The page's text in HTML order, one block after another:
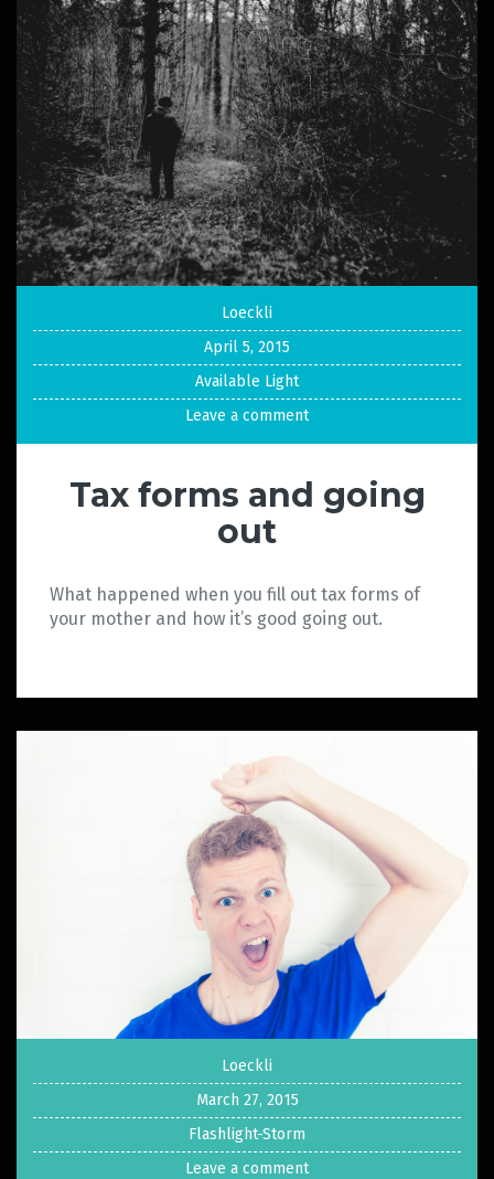
Loeckli
April 5, 2015
Available Light
Leave a comment
Tax forms and going
out
What happened when you fill out tax forms of
your mother and how it’s good going out.
Loeckli
March 27, 2015
Flashlight-Storm
Leave a comment